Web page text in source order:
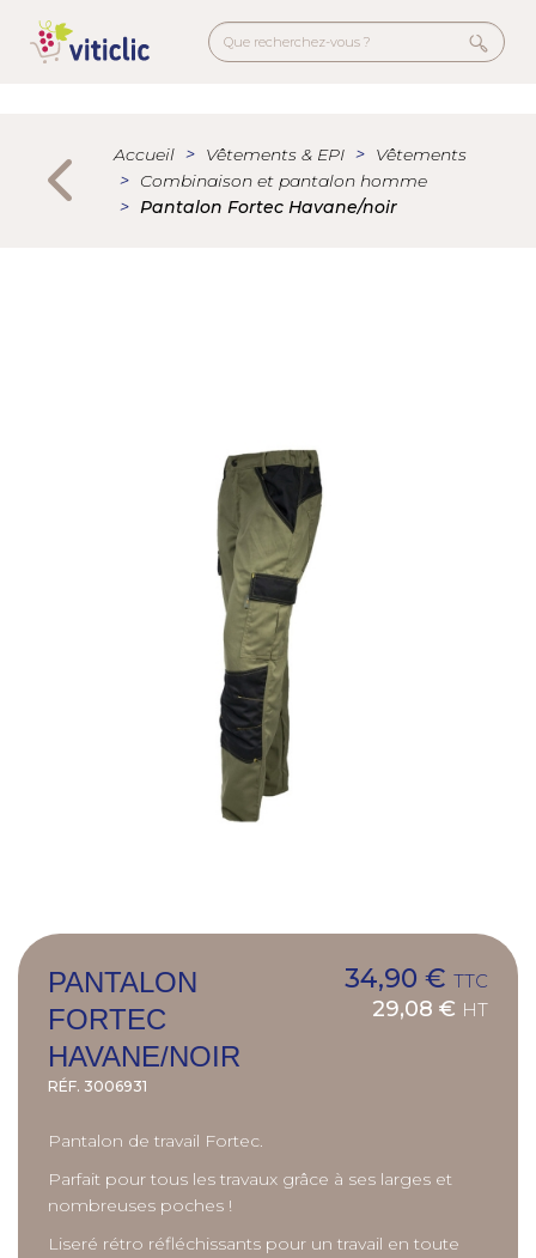
contenu
Accueil Vêtements & EPI
Vêtements
Combinaison et pantalon homme
Pantalon Fortec Havane/noir
PANTALON
FORTEC
HAVANE/NOIR
RÉF. 3006931
34,90 € TTC
29,08 € HT
Pantalon de travail Fortec.
Parfait pour tous les travaux grâce à ses larges et
nombreuses poches !
Liseré rétro réfléchissants pour un travail en toute